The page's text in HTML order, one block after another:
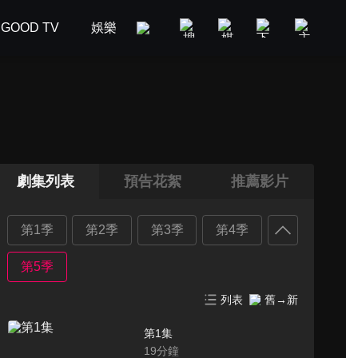
GOOD TV 娛樂 美食旅遊 新聞政論
劇集列表 預告花絮 推薦影片
第1季 第2季 第3季 第4季
第5季
列表 舊→新
第1集
19分鐘